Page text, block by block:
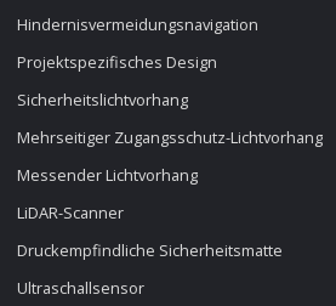
Hindernisvermeidungsnavigation
Projektspezifisches Design
Sicherheitslichtvorhang
Mehrseitiger Zugangsschutz-Lichtvorhang
Messender Lichtvorhang
LiDAR-Scanner
Druckempfindliche Sicherheitsmatte
Ultraschallsensor